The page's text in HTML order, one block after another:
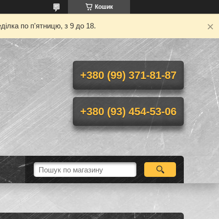
Кошик
по п'ятницю, з 9 до 18.
+380 (99) 371-81-87
+380 (93) 454-53-06